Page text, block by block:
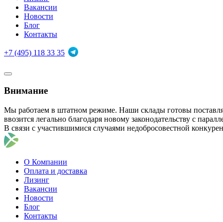
Вакансии
Новости
Блог
Контакты
+7 (495) 118 33 35
Внимание
Мы работаем в штатном режиме. Наши склады готовы
ввозится легально благодаря новому законодательству с
В связи с участившимися случаями недобросовестной
О Компании
Оплата и доставка
Лизинг
Вакансии
Новости
Блог
Контакты